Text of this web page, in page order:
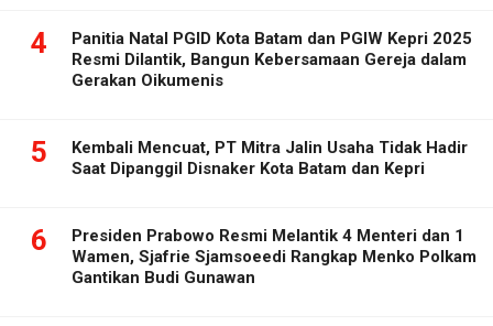
4
Panitia Natal PGID Kota Batam dan PGIW Kepri 2025
Resmi Dilantik, Bangun Kebersamaan Gereja dalam
Gerakan Oikumenis
5
Kembali Mencuat, PT Mitra Jalin Usaha Tidak Hadir
Saat Dipanggil Disnaker Kota Batam dan Kepri
6
Presiden Prabowo Resmi Melantik 4 Menteri dan 1
Wamen, Sjafrie Sjamsoeedi Rangkap Menko Polkam
Gantikan Budi Gunawan